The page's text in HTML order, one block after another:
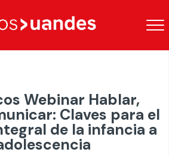
Webinar Hablar,
Claves para el
de la infancia a